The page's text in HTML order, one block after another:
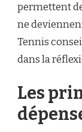
permettent
ne
Tennis
dans la
Les